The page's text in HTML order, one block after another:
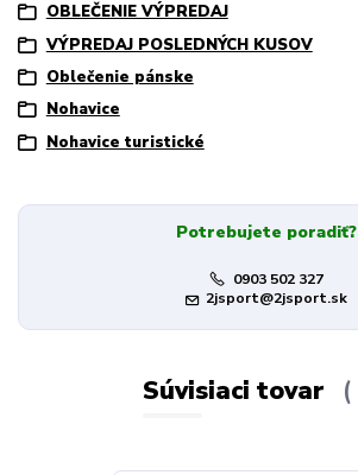
OBLEČENIE VÝPREDAJ
VÝPREDAJ POSLEDNÝCH KUSOV
Oblečenie pánske
Nohavice
Nohavice turistické
Potrebujete poradiť?
0903 502 327
2jsport@2jsport.sk
Súvisiaci tovar